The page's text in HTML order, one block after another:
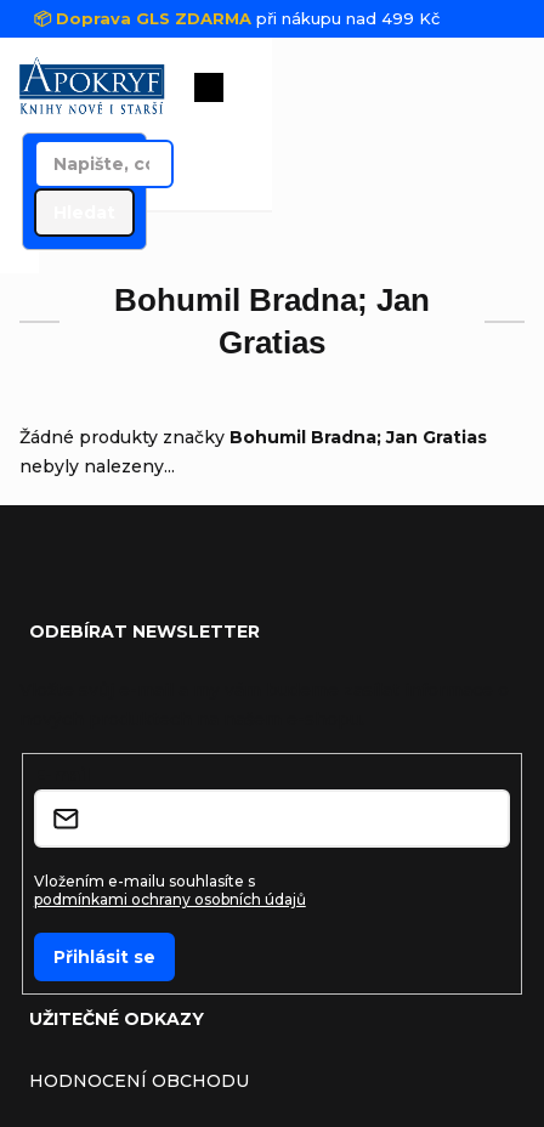
Přejít na obsah
📦 Doprava GLS ZDARMA při nákupu nad 499 Kč
Nákupní košík
Bohumil Bradna; Jan
Gratias
Žádné produkty značky Bohumil Bradna; Jan Gratias
nebyly nalezeny...
UŽITEČNÉ ODKAZY
HODNOCENÍ OBCHODU
ODEBÍRAT NEWSLETTER
Vložením e-mailu souhlasíte s
podmínkami ochrany osobních údajů
Přihlásit se